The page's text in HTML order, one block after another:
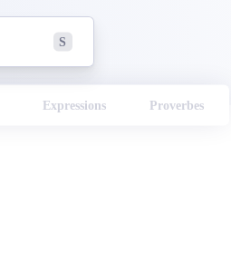
S
Expressions Proverbes